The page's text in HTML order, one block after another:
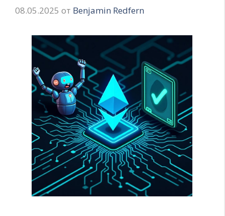
08.05.2025 от Benjamin Redfern